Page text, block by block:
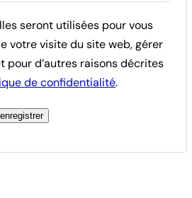
seront utilisées pour vous
votre visite du site web, gérer
pour d’autres raisons décrites
de confidentialité.